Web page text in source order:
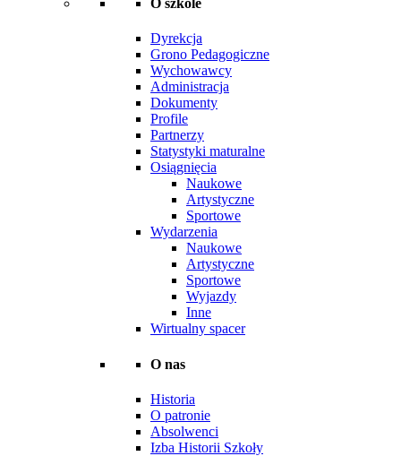
O szkole
Dyrekcja
Grono Pedagogiczne
Wychowawcy
Administracja
Dokumenty
Profile
Partnerzy
Statystyki maturalne
Osiągnięcia
Naukowe
Artystyczne
Sportowe
Wydarzenia
Naukowe
Artystyczne
Sportowe
Wyjazdy
Inne
Wirtualny spacer
O nas
Historia
O patronie
Absolwenci
Izba Historii Szkoły